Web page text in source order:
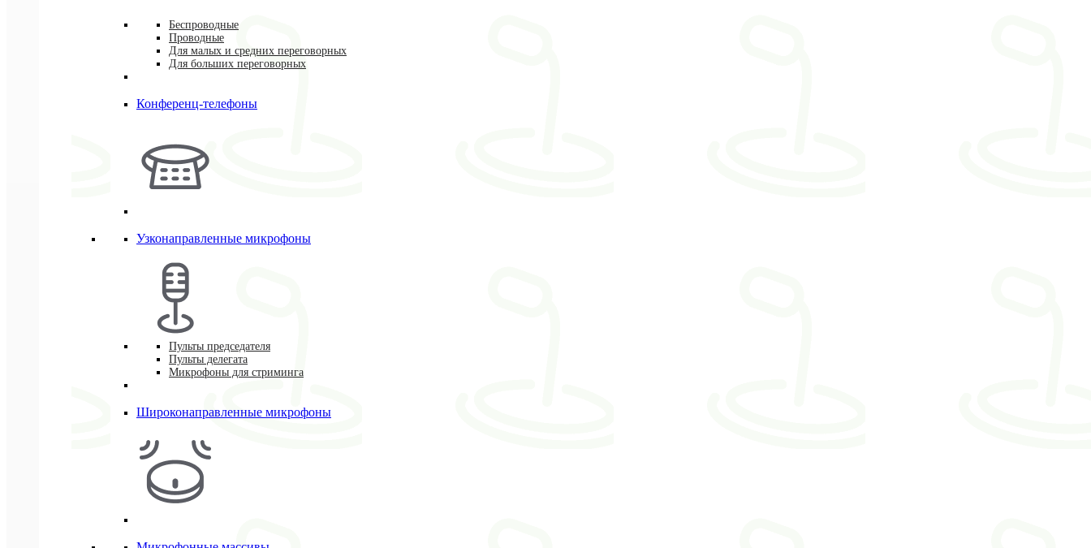
Беспроводные
Проводные
Для малых и средних переговорных
Для больших переговорных
Конференц-телефоны
Узконаправленные микрофоны
Пульты председателя
Пульты делегата
Микрофоны для стриминга
Широконаправленные микрофоны